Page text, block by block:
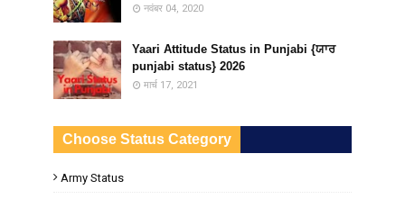
नवंबर 04, 2020
Yaari Attitude Status in Punjabi {ਯਾਰ
punjabi status} 2026
मार्च 17, 2021
Choose Status Category
Army Status